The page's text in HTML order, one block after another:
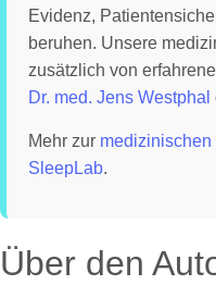
Evidenz,
beruhen. Unsere
zusätzlich von
Dr. med. Jens Westphal
Mehr zur
SleepLab.
Über den